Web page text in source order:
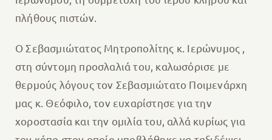
πλήθους πιστών.
Ο Σεβασμιώτατος Μητροπολίτης κ. Ιερώνυμος ,
στη σύντομη προσλαλιά του, καλωσόρισε με
θερμούς λόγους τον Σεβασμιώτατο Ποιμενάρχη
μας κ. Θεόφιλο, τον ευχαρίστησε για την
χοροστασία και την ομιλία του, αλλά κυρίως για